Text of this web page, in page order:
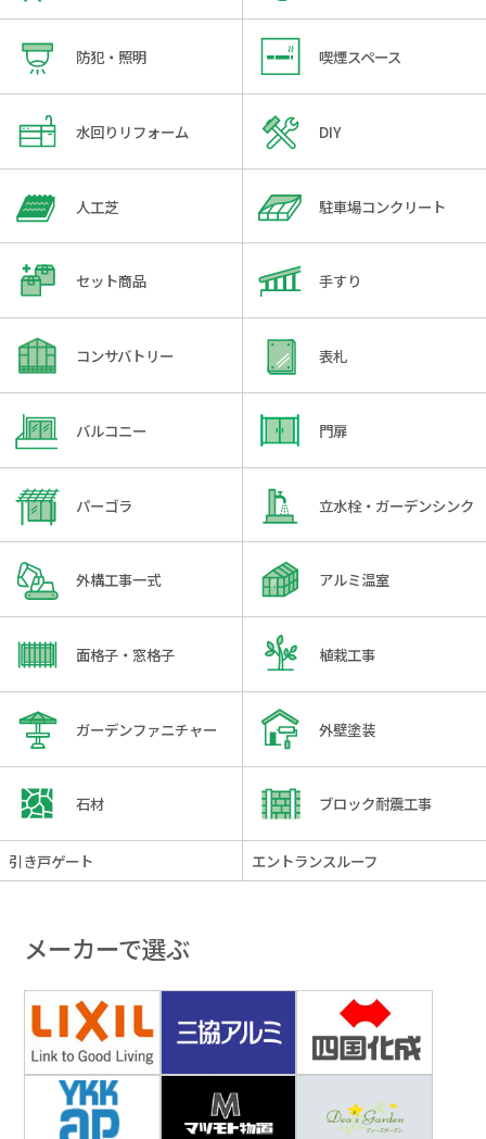
防犯・照明 喫煙スペース
水回りリフォーム DIY
人工芝 駐車場コンクリート
セット商品 手すり
コンサバトリー 表札
バルコニー 門扉
パーゴラ 立水栓・ガーデンシンク
外構工事一式 アルミ温室
面格子・窓格子 植栽工事
ガーデンファニチャー 外壁塗装
石材 ブロック耐震工事
引き戸ゲート エントランスルーフ
メーカーで選ぶ